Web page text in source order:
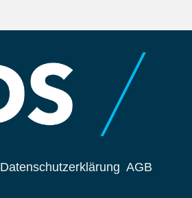
Datenschutzerklärung AGB